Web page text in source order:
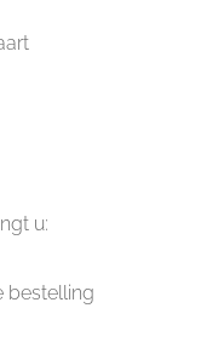
u:
bestelling